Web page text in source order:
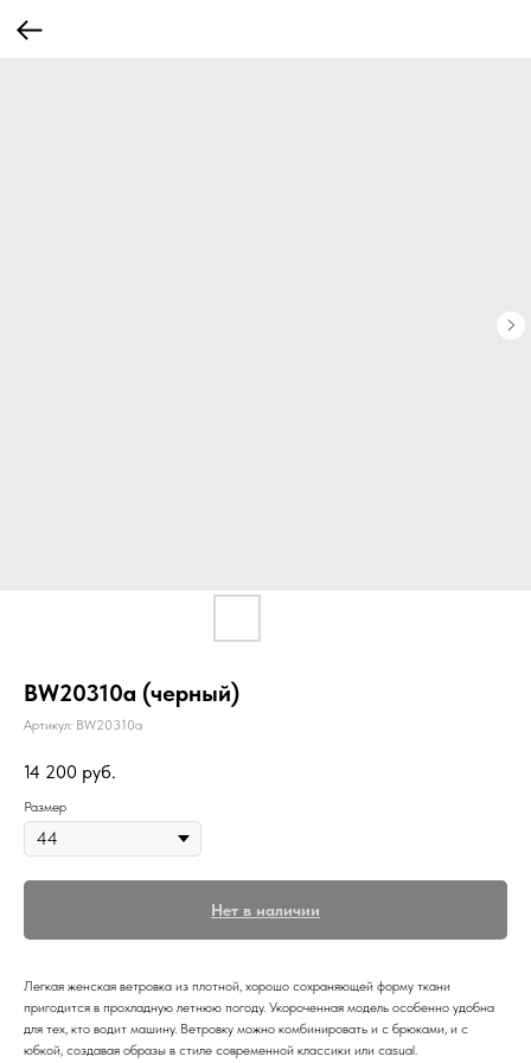
BW20310a (черный)
Артикул: BW20310a
14 200 руб.
Размер
Нет в наличии
Легкая женская ветровка из плотной, хорошо сохраняющей форму ткани
пригодится в прохладную летнюю погоду. Укороченная модель особенно удобна
для тех, кто водит машину. Ветровку можно комбинировать и с брюками, и с
юбкой, создавая образы в стиле современной классики или casual.